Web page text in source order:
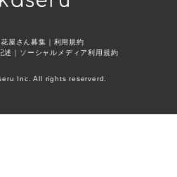
花屋さん募集 ｜ 利用規約
述 ｜ ソーシャルメディア利用規約
Inc. All rights reserverd.